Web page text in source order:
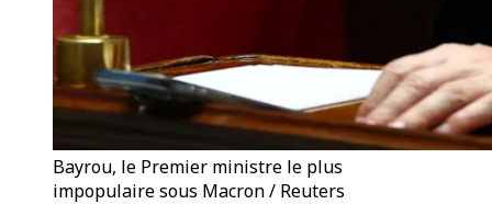
Bayrou, le Premier ministre le plus
impopulaire sous Macron / Reuters